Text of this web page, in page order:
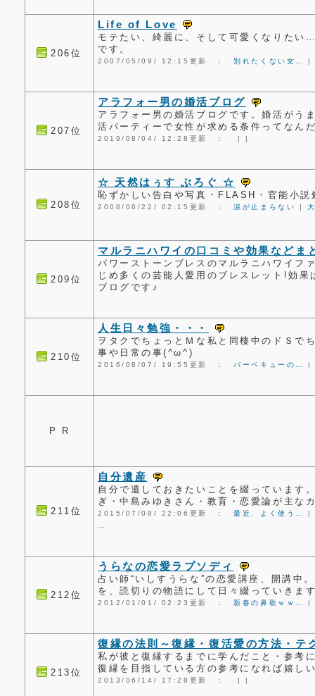
206位
Life of Love
モテたい、綺麗に、そして可愛くなりたい
です。
2007/05/09/ 12:15更新 ： 別れたくない女…
207位
アラフォー男の婚活ブログ
アラフォー男の婚活ブログです。婚活がう
活パーティーで女性が求める条件ってなん
2019/08/04/ 12:28更新 ： | |
208位
☆ 天然はぅす ぶろぐ ☆
恥ずかしい告白や写真・FLASH・官能小説
2008/06/22/ 02:15更新 ：涙が止まらない |
209位
マルラニハワイの口コミや効果などま
パワーストーンブレスのマルラニハワイフ
じめ多くの芸能人愛用のブレスレット!効
ブログです♪
210位
人生日々勉強・・・
ヲタクでちょっとＭな私と同棲中のドＳで
事や日常の事(^ω^)
2016/08/07/ 19:55更新 ： バーベキューの…
P R
211位
自分遺産
自分で遺しておきたいことを綴っています
ぎ・中島みゆきさん・教育・恋愛論が主な
2015/07/08/ 22:06更新 ：最近、よく使う…
212位
うらなの恋愛ラプソディ
占い師“いしすうらな”の恋愛講座、開講中
を、読切りの物語にして日々綴っていきま
2012/01/01/ 02:23更新 ：新春の鼻歌ｗｗ…
213位
復縁の法則～復縁・復活愛の方法・テ
私が彼と復縁するまでに学んだこと・参考
復縁を目指している方の参考になれば嬉し
2013/06/14/ 17:28更新 ： | |